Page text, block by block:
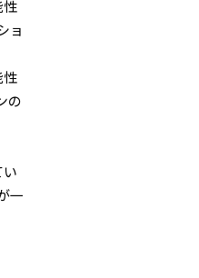
性
ョ
性
の
い
一